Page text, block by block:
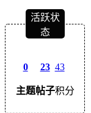
活跃状
态
0
主题
23
帖子
43
积分